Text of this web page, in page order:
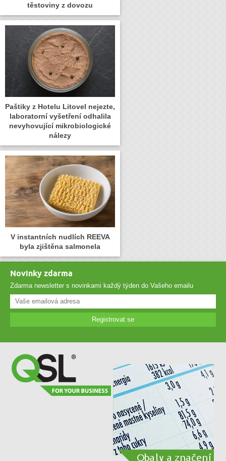
těstoviny z dovozu
Paštiky z Hotelu Litovel nejezte,
laboratorní vyšetření odhalila
nevyhovující mikrobiologické
nálezy
V instantních nudlích REEVA
byla zjištěna salmonela
Novinky zdarma
Zdarma newsletter s novinkami každý týden do Vašeho emailu
Registrovat se